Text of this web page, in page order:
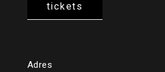
tickets
Adres